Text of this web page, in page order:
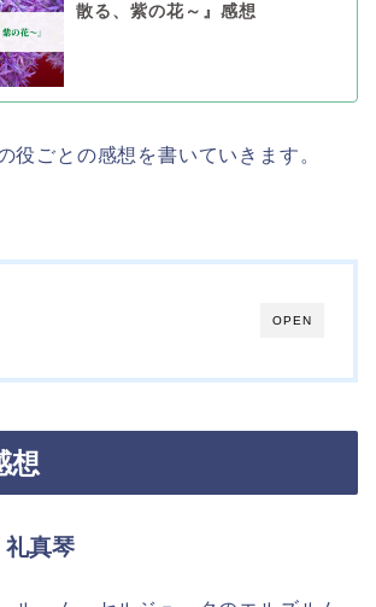
散る、紫の花～』感想
役ごとの感想を書いていきます。
OPEN
想
礼真琴